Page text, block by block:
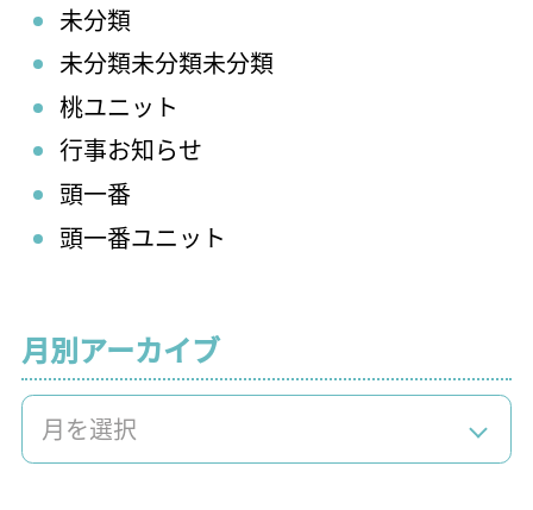
未分類
未分類未分類未分類
桃ユニット
行事お知らせ
頭一番
頭一番ユニット
月別アーカイブ